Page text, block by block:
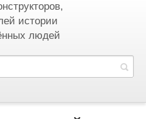
истории
людей